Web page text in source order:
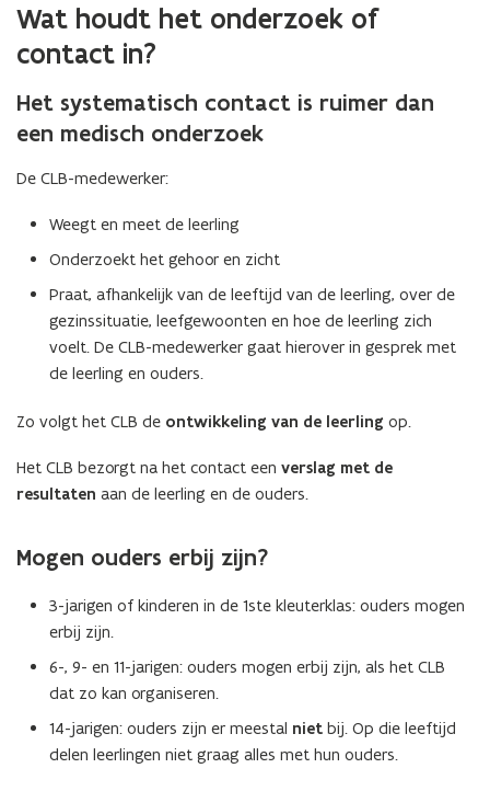
Wat houdt het onderzoek of
contact in?
Het systematisch contact is ruimer dan
een medisch onderzoek
De CLB-medewerker:
Weegt en meet de leerling
Onderzoekt het gehoor en zicht
Praat, afhankelijk van de leeftijd van de leerling, over de
gezinssituatie, leefgewoonten en hoe de leerling zich
voelt. De CLB-medewerker gaat hierover in gesprek met
de leerling en ouders.
Zo volgt het CLB de ontwikkeling van de leerling op.
Het CLB bezorgt na het contact een verslag met de
resultaten aan de leerling en de ouders.
Mogen ouders erbij zijn?
3-jarigen of kinderen in de 1ste kleuterklas: ouders mogen
erbij zijn.
6-, 9- en 11-jarigen: ouders mogen erbij zijn, als het CLB
dat zo kan organiseren.
14-jarigen: ouders zijn er meestal niet bij. Op die leeftijd
delen leerlingen niet graag alles met hun ouders.